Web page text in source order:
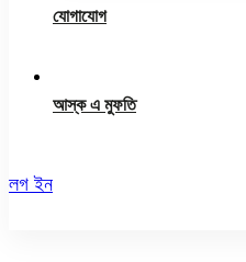
যোগাযোগ
আস্ক এ মুফতি
লগ ইন